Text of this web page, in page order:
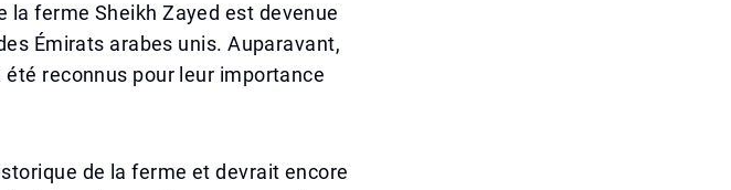
la ferme Sheikh Zayed est devenue
Émirats arabes unis. Auparavant,
reconnus pour leur importance
de la ferme et devrait encore